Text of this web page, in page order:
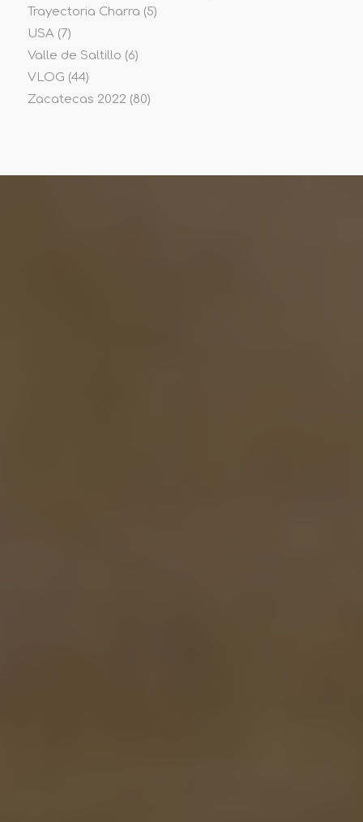
Trayectoria Charra (5)
USA(7)
Valle de Saltillo (6)
VLOG (44)
Zacatecas 2022 (80)